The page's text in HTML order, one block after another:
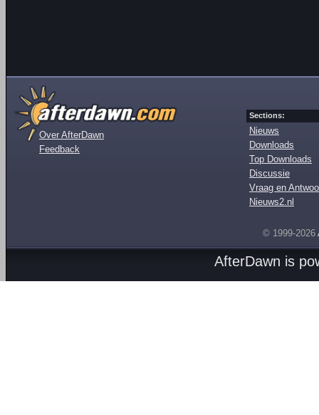
Over AfterDawn
Feedback
Sections:
Nieuws
Downloads
Top Downloads
Discussie
Vraag en
Nieuws2.nl
© 1999-2026
AfterDawn is